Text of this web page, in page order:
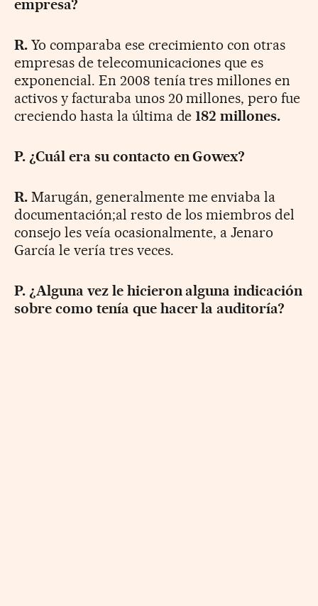
empresa?
R.Yo comparaba ese crecimiento con otras
empresas de telecomunicaciones que es
exponencial. En 2008 tenía tres millones en
activos y facturaba unos 20 millones, pero fue
creciendo hasta la última de 182 millones.
P. ¿Cuál era su contacto en Gowex?
R.Marugán, generalmente me enviaba la
documentación;al resto de los miembros del
consejo les veía ocasionalmente, a Jenaro
García le vería tres veces.
P. ¿Alguna vez le hicieron alguna indicación
sobre como tenía que hacer la auditoría?